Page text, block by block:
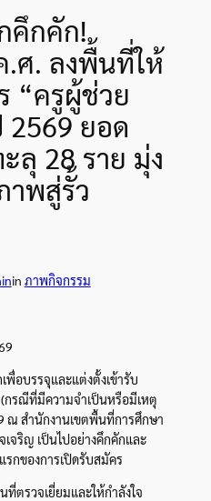
คึกคัก!
.ศ. ลงพื้นที่ให้
“ครูผู้ช่วย
ยอด
ลุ 28 ราย มุ่ง
พสู่รั้ว
in ภาพกิจกรรม
พื่อบรรจุและแต่งตั้งเข้ารับ
กรณีที่มีความจำเป็นหรือมีเหตุ
ณ สำนักงานเขตพื้นที่การศึกษา
จริญ เป็นไปอย่างคึกคักและ
รกของการเปิดรับสมัคร
ตรวจเยี่ยมและให้กำลังใจ